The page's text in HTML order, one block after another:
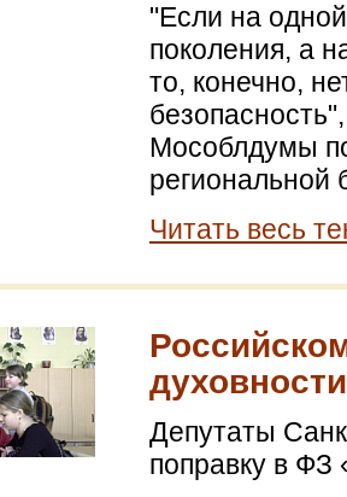
"Если на
поколения, а
то, конечно,
Мособлдумы
региональной
Читать весь
духовности
Депутаты
поправку в ФЗ